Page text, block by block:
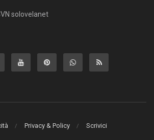
solovelanet
Privacy & Policy Scrivici